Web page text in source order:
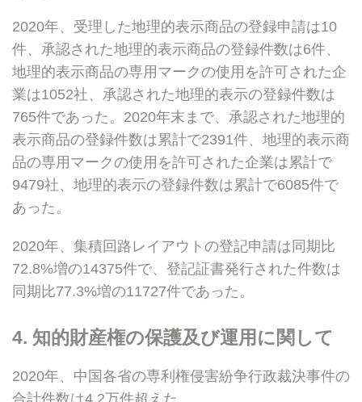
2020年、受理した地理的表示商品の登録申請は10
件、承認された地理的表示商品の登録件数は6件、
地理的表示商品の専用マークの使用を許可された企
業は1052社、承認された地理的表示の登録件数は
765件であった。2020年末まで、承認された地理的
表示商品の登録件数は累計で2391件、地理的表示商
品の専用マークの使用を許可された企業は累計で
9479社、地理的表示の登録件数は累計で6085件で
あった。
2020年、集積回路レイアウトの登記申請は同期比
72.8%増の14375件で、登記証書発行された件数は
同期比77.3%増の11727件であった。
4. 知的財産権の保護及び運用に関して
2020年、中国各省の専利権侵害紛争行政裁決事件の